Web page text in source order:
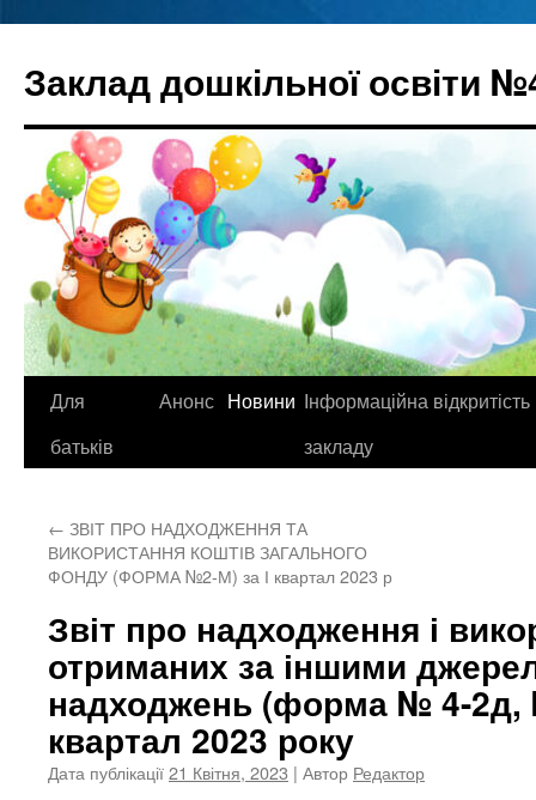
вмісту
Заклад дошкільної освіти
Для
батьків
Анонс Новини Інформаційна відкритість
закладу
← ЗВІТ ПРО НАДХОДЖЕННЯ ТА
ВИКОРИСТАННЯ КОШТІВ ЗАГАЛЬНОГО
ФОНДУ (ФОРМА №2-М) за І квартал 2023 р
Звіт про надходження і
отриманих за іншими
надходжень (форма № 4-2д,
квартал 2023 року
Дата публікації21 Квітня, 2023 | Автор Редактор